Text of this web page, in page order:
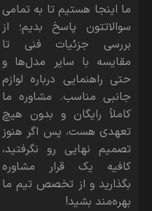
ما اینجا هستیم تا به تمامی
سوالاتتون پاسخ بدیم؛ از
بررسی جزئیات فنی تا
مقایسه با سایر مدل‌ها و
حتی راهنمایی درباره لوازم
جانبی مناسب. مشاوره ما
کاملاً رایگان و بدون هیچ
تعهدی هست، پس اگر هنوز
تصمیم نهایی رو نگرفتید،
کافیه یک قرار مشاوره
بگذارید و از تخصص تیم ما
بهره‌مند بشید!